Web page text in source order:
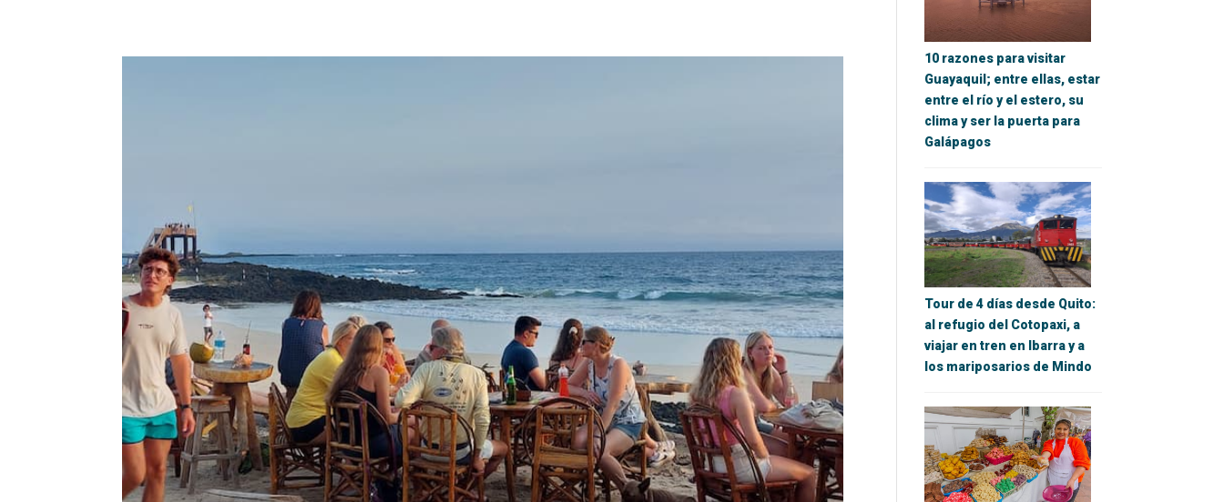
10 razones para visitar
Guayaquil; entre ellas, estar
entre el río y el estero, su
clima y ser la puerta para
Galápagos
Tour de 4 días desde Quito:
al refugio del Cotopaxi, a
viajar en tren en Ibarra y a
los mariposarios de Mindo